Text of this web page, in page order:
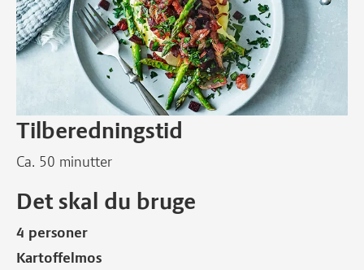
Tilberedningstid
Ca. 50 minutter
Det skal du bruge
4 personer
Kartoffelmos